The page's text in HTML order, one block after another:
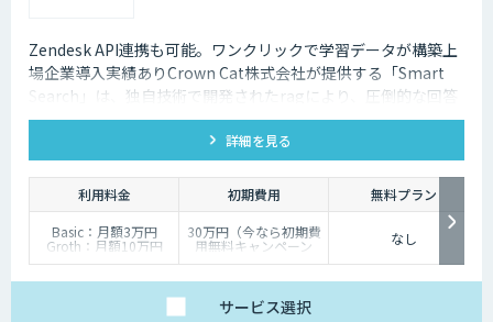
Zendesk API連携も可能。ワンクリックで学習データが構築上
場企業導入実績ありCrown Cat株式会社が提供する「Smart
Search」は、独自技術で開発されたragにより、圧倒的な回答
精度を誇るAIチャットボットです。また回答精度が悪い時は管
理画面から簡単にご自身でチューニングができる、簡単でかつ
高精度な特徴があります。
詳細を見る
利用料金 初期費用
無料プラン
Basic：月額3万円
Groth：月額10万円
Enterprise：月額20万
30万円（今なら初期費
用無料キャンペーン
中）
なし
サービス選択